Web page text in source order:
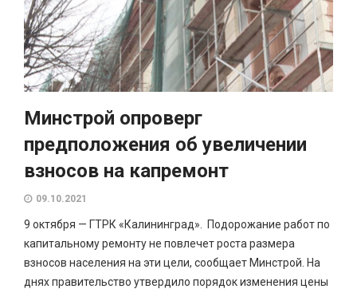
Минстрой опроверг
предположения об увеличении
взносов на капремонт
09.10.2021
9 октября — ГТРК «Калининград». Подорожание работ по
капитальному ремонту не повлечет роста размера
взносов населения на эти цели, сообщает Минстрой. На
днях правительство утвердило порядок изменения цены